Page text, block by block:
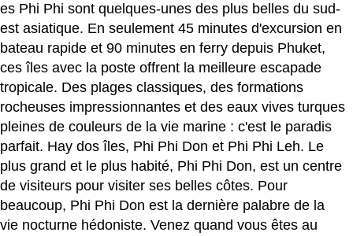
es Phi Phi sont quelques-unes des plus belles du sud-
est asiatique. En seulement 45 minutes d'excursion en
bateau rapide et 90 minutes en ferry depuis Phuket,
ces îles avec la poste offrent la meilleure escapade
tropicale. Des plages classiques, des formations
rocheuses impressionnantes et des eaux vives turques
pleines de couleurs de la vie marine : c'est le paradis
parfait. Hay dos îles, Phi Phi Don et Phi Phi Leh. Le
plus grand et le plus habité, Phi Phi Don, est un centre
de visiteurs pour visiter ses belles côtes. Pour
beaucoup, Phi Phi Don est la dernière palabre de la
vie nocturne hédoniste. Venez quand vous êtes au